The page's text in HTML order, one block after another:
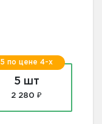
5 по цене 4-х
5 шт
2 280 ₽